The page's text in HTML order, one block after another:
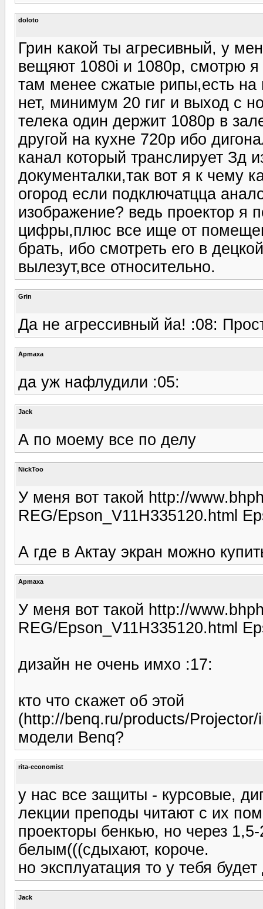
doloto
Грин какой ты агресивный, у
вещяют 1080i и 1080p, смотрю я
там менее сжатые рипы,есть на
нет, минимум 20 гиг и выход с
телека один держит 1080р в
другой на кухне 720р ибо
канал который транслирует Зд
документалки,так вот я к чему
огород если подключатцца
изображение? ведь проектор
цифры,плюс все ище от
брать, ибо смотреть его в
вылезут,все относительно.
Grin
Да не агрессивный йа! :08:
Apmaxa
да уж нафлудили :05:
Jack
А по моему все по делу
NickToo
У меня вот такой http://
REG/Epson_V11H335120.html
А где в Актау экран можно
Apmaxa
У меня вот такой http://
REG/Epson_V11H335120.html
дизайн не очень имхо :17:
кто что скажет об этой
(http://benq.ru/products/
модели Benq?
rita-economist
у нас все защиты - курсовые,
лекции преподы читают с их
проекторы бенкью, но через
белым(((сдыхают, короче.
но эксплуатация то у тебя
Jack